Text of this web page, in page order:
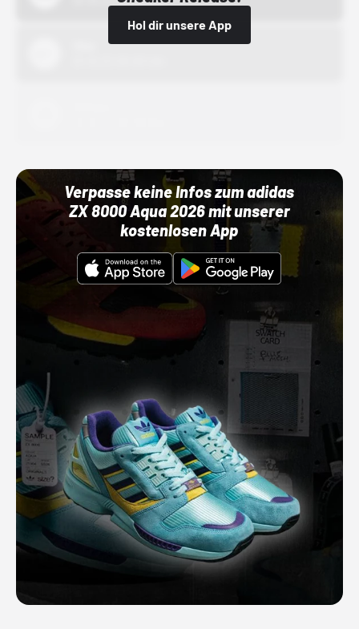
Hol dir unsere App
Verpasse keine Infos zum adidas
ZX 8000 Aqua 2026 mit unserer
kostenlosen App